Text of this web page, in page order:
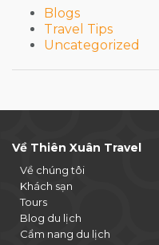
Blogs
Travel Tips
Uncategorized
Về Thiên Xuân Travel
Về chúng tôi
Khách sạn
Tours
Blog du lịch
Cẩm nang du lịch